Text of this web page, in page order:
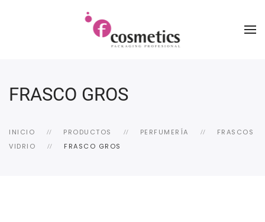
FRASCO GROS
INICIO PRODUCTOS PERFUMERÍA
FRASCOS
VIDRIO
FRASCO GROS